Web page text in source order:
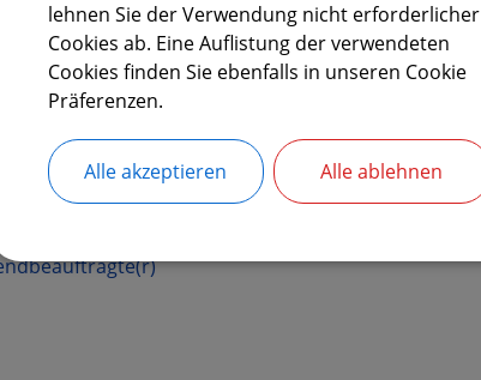
R VORSITZENDE/R
CWU
lehnen Sie der Verwendung nicht erforderlicher
Cookies ab. Eine Auflistung der verwendeten
Cookies finden Sie ebenfalls in unseren Cookie
Präferenzen.
Alle akzeptieren Alle ablehnen